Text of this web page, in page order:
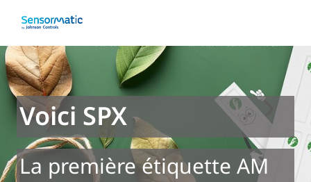
Voici SPX
La première étiquette AM